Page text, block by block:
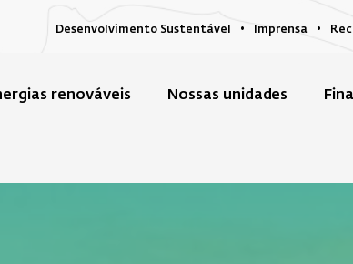
Desenvolvimento Sustentável Imprensa
renováveis Nossas unidades